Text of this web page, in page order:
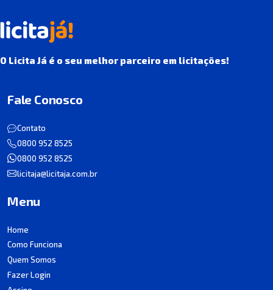
O Licita Já é o seu melhor parceiro em licitações!
Fale Conosco
Contato
0800 952 8525
0800 952 8525
licitaja@licitaja.com.br
Menu
Home
Como Funciona
Quem Somos
Fazer Login